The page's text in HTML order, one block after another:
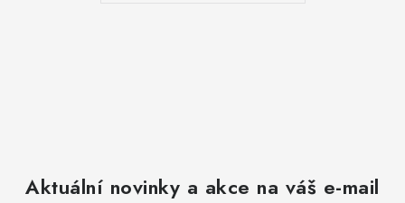
Aktuální novinky a akce na váš e-mail